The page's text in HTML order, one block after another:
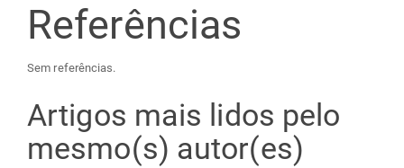
Referências
Sem referências.
Artigos mais lidos pelo
mesmo(s) autor(es)